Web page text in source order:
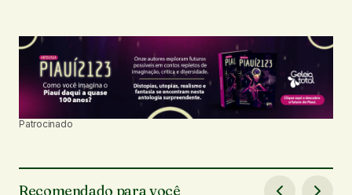
Patrocinado
Recomendado para você